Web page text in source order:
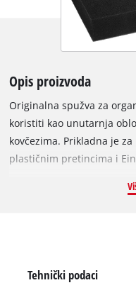
Opis proizvoda
Originalna spužva za
koristiti kao unutarnja
kovčezima. Prikladna je za
plastičnim pretincima i
može se individualno i
Tehnički podaci